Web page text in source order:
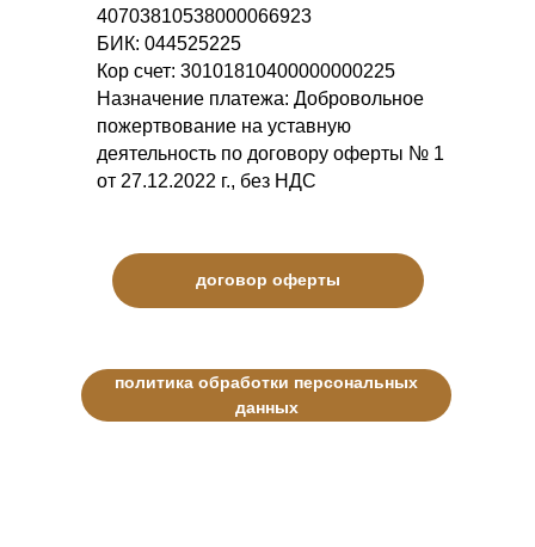
40703810538000066923
БИК: 044525225
Кор счет: 30101810400000000225
Назначение платежа: Добровольное
пожертвование на уставную
деятельность по договору оферты № 1
от 27.12.2022 г., без НДС
договор оферты
политика обработки персональных
данных